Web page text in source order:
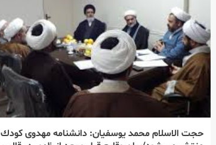
حجت الاسلام محمد یوسفیان: دانشنامه مهدوی كودك